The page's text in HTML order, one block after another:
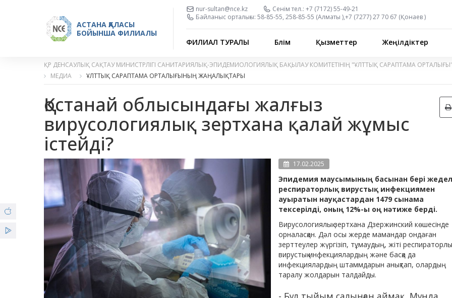
АСТАНА ҚАЛАСЫ
БОЙЫНША ФИЛИАЛЫ
nur-sultan@nce.kz Сенім тел.: +7 (7172) 55-49-21
Байланыс орталығы: 58-85-55, 258-85-55 (Алматы ),+7 (7277) 27 70 67 (Қонаев)
ФИЛИАЛ ТУРАЛЫ Бөлім Қызметтер Жеңілдіктер
ҚР ДЕНСАУЛЫҚ САҚТАУ МИНИСТРЛІГІ САНИТАРИЯЛЫҚ-ЭПИДЕМИОЛОГИЯЛЫҚ БАҚЫЛАУ КОМИТЕТІНІҢ "ҰЛТТЫҚ САРАПТАМА
МЕДИА
ҰЛТТЫҚ САРАПТАМА ОРТАЛЫҒЫНЫҢ ЖАҢАЛЫҚТАРЫ
Қостанай облысындағы жалғыз
вирусологиялық зертхана қалай жұмыс
істейді?
17.02.2025
Эпидемия маусымының басынан бері жедел
респираторлық вирустық инфекциямен
ауыратын науқастардан 1479 сынама
тексерілді, оның 12%-ы оң нәтиже берді.
Вирусологиялық зертхана Дзержинский көшесінде
орналасқан. Дәл осы жерде мамандар ондаған
зерттеулер жүргізіп, тұмаудың, жіті респираторлық
вирустық инфекциялардың және басқа да
инфекциялардың штаммдарын анықтап, олардың
таралу жолдарын талдайды.